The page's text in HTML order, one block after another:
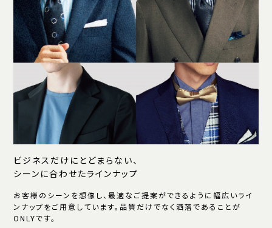
ビジネスだけにとどまらない、
シーンに合わせたラインナップ
お客様のシーンを想像し、最適なご提案ができるように幅広いライ
ンナップをご用意しています。品質だけでなく洒落であることが
ONLYです。